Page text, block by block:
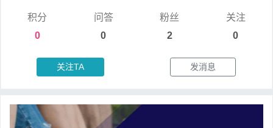
积分
0
问答
0
粉丝
2
关注
0
关注TA 发消息